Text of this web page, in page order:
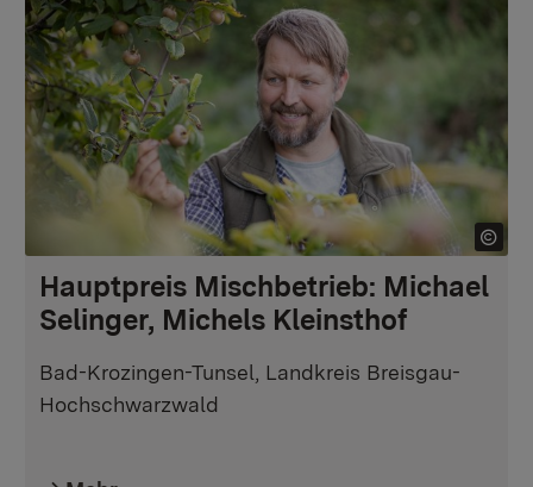
Hauptpreis Mischbetrieb: Michael
Selinger, Michels Kleinsthof
Bad-Krozingen-Tunsel, Landkreis Breisgau-
Hochschwarzwald